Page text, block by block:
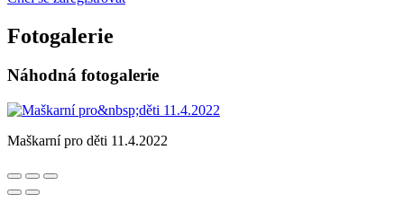
Fotogalerie
Náhodná fotogalerie
Maškarní pro děti 11.4.2022